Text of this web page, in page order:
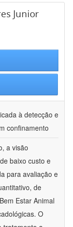
Junior
à detecção e
confinamento
a visão
baixo custo e
para avaliação e
de
Estar Animal
O